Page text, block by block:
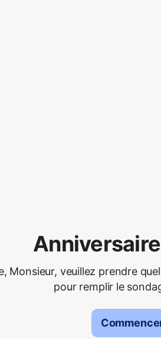
Monsieur, veuillez prendre
pour remplir le